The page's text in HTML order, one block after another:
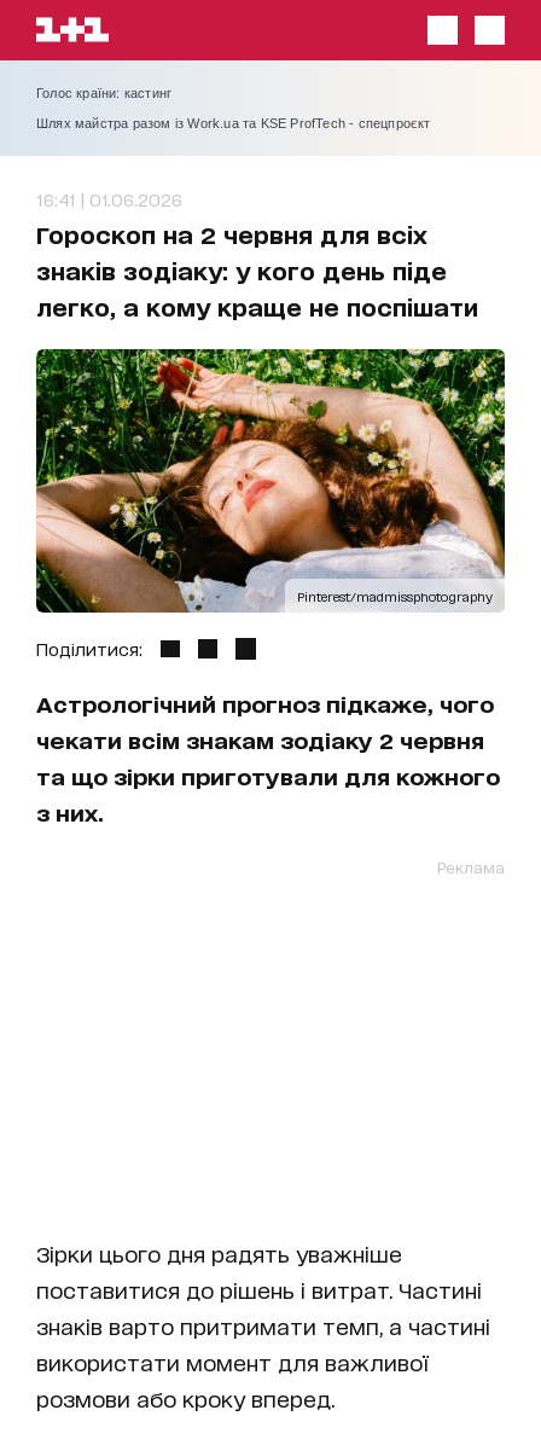
Голос країни: кастинг
Шлях майстра разом із Work.ua та KSE ProfTech - спецпроєкт
16:41 | 01.06.2026
Гороскоп на 2 червня для всіх
знаків зодіаку: у кого день піде
легко, а кому краще не поспішати
Pinterest/madmissphotography
Поділитися:
Астрологічний прогноз підкаже, чого
чекати всім знакам зодіаку 2 червня
та що зірки приготували для кожного
з них.
Реклама
Зірки цього дня радять уважніше
поставитися до рішень і витрат. Частині
знаків варто притримати темп, а частині
використати момент для важливої
розмови або кроку вперед.